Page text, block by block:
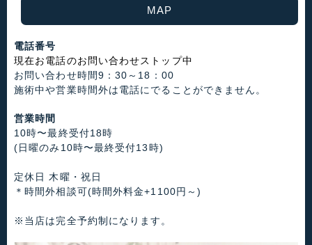
MAP
電話番号
現在お電話のお問い合わせストップ中
お問い合わせ時間9：30～18：00
施術中や営業時間外は電話にでることができません。
営業時間
10時〜最終受付18時
(日曜のみ10時〜最終受付13時)
定休日 木曜・祝日
＊時間外相談可(時間外料金+1100円～)
※当店は完全予約制になります。